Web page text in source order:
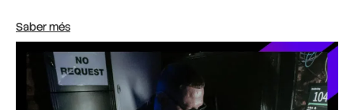
Saber més